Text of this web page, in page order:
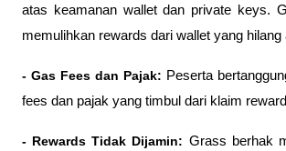
atas keamanan wallet dan private keys.
memulihkan rewards dari wallet yang hilang
- Gas Fees dan Pajak: Peserta
fees dan pajak yang timbul dari klaim
- Rewards Tidak Dijamin: Grass berhak